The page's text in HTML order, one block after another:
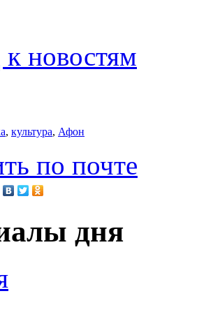
к новостям
, культура, Афон
по почте
дня